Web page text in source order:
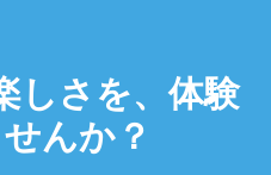
しさを、体験
んか？